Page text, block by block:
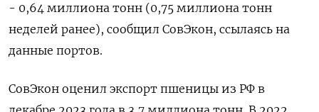
- 0,64 миллиона тонн (0,75 миллиона тонн
неделей ранее), сообщил СовЭкон, ссылаясь на
данные портов.
СовЭкон оценил экспорт пшеницы из РФ в